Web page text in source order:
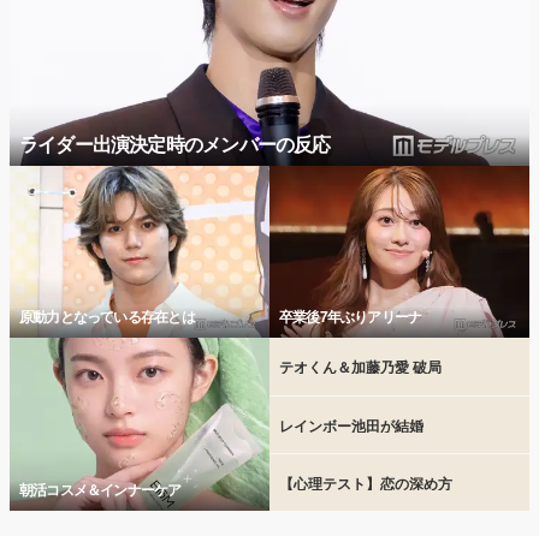
ライダー出演決定時のメンバーの反応
原動力となっている存在とは 卒業後7年ぶりアリーナ
朝活コスメ＆インナーケア
テオくん＆加藤乃愛 破局
レインボー池田が結婚
【心理テスト】恋の深め方